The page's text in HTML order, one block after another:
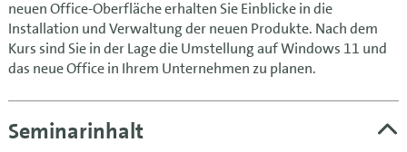
neuen Office-Oberfläche erhalten Sie Einblicke in die
Installation und Verwaltung der neuen Produkte. Nach dem
Kurs sind Sie in der Lage die Umstellung auf Windows 11 und
das neue Office in Ihrem Unternehmen zu planen.
Seminarinhalt